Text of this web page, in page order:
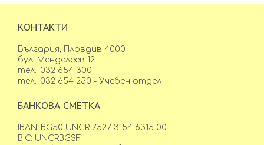
КОНТАКТИ
България, Пловдив 4000
бул. Менделеев 12
тел.: 032 654 300
тел.: 032 654 250 - Учебен отдел
БАНКОВА СМЕТКА
IBAN: BG50 UNCR 7527 3154 6315 00
BIC: UNCRBGSF